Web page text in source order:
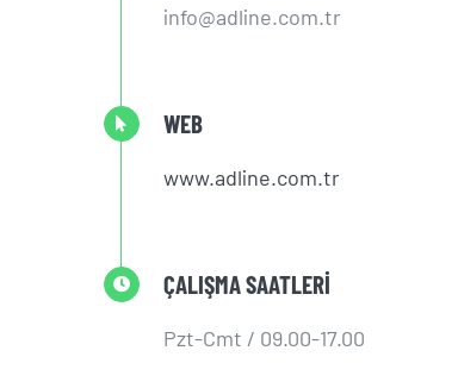
info@adline.com.tr
WEB
www.adline.com.tr
ÇALIŞMA SAATLERİ
Pzt-Cmt / 09.00-17.00